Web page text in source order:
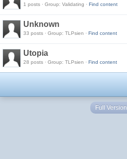
1 posts · Group: Validating · Find content
Unknown
33 posts · Group: TLPsien · Find content
Utopia
28 posts · Group: TLPsien · Find content
Full Version